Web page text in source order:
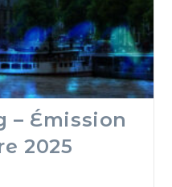
– Émission
2025